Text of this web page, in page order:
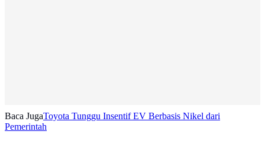
Baca JugaToyota Tunggu Insentif EV Berbasis Nikel dari
Pemerintah